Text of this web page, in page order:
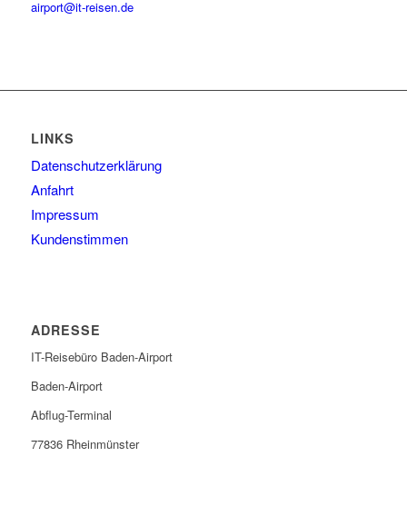
airport@it-reisen.de
LINKS
Datenschutzerklärung
Anfahrt
Impressum
Kundenstimmen
ADRESSE
IT-Reisebüro Baden-Airport
Baden-Airport
Abflug-Terminal
77836 Rheinmünster